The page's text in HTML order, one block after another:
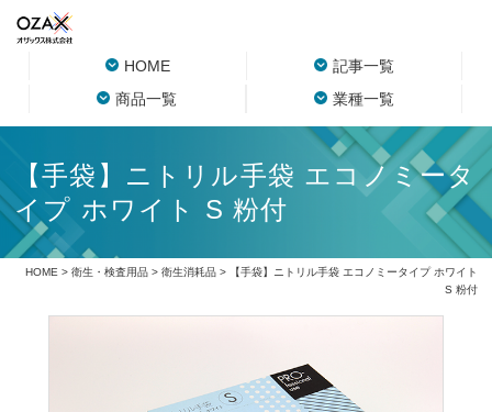
HOME
記事一覧
商品一覧
業種一覧
【手袋】ニトリル手袋 エコノミータ
イプ ホワイト S 粉付
HOME > 衛生・検査用品> 衛生消耗品> 【手袋】ニトリル手袋 エコノミータイプ ホワイト
S 粉付